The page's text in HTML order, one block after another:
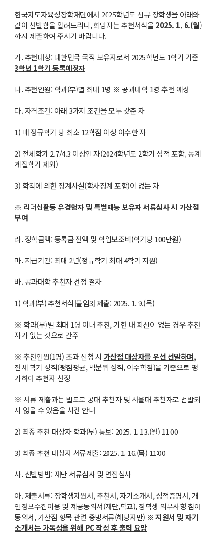
한국지도자육성장학재단에서 2025학년도 신규 장학생을 아래와
같이 선발함을 알려드리니, 희망자는 추천서식을 2025. 1. 6.(월)
까지 제출하여 주시기 바랍니다.
가. 추천대상: 대한민국 국적 보유자로서 2025학년도 1학기 기준
3학년 1학기 등록예정자
나. 추천인원: 학과(부)별 최대 1명 ※ 공과대학 1명 추천 예정
다. 자격조건: 아래 3가지 조건을 모두 갖춘 자
1) 매 정규학기 당 최소 12학점 이상 이수한 자
2) 전체학기 2.7/4.3 이상인 자(2024학년도 2학기 성적 포함, 동계
계절학기 제외)
3) 학칙에 의한 징계사실(학사징계 포함)이 없는 자
※ 리더십활동 유경험자 및 특별재능 보유자 서류심사 시 가산점
부여
라. 장학금액: 등록금 전액 및 학업보조비(학기당 100만원)
마. 지급기간: 최대 2년(정규학기 최대 4학기 지원)
바. 공과대학 추천자 선정 절차
1) 학과(부) 추천서식[붙임3] 제출: 2025. 1. 9.(목)
※ 학과(부)별 최대 1명 이내 추천, 기한 내 회신이 없는 경우 추천
자가 없는 것으로 간주
※ 추천인원(1명) 초과 신청 시 가산점 대상자를 우선 선발하며,
전체 학기 성적(평점평균, 백분위 성적, 이수학점)을 기준으로 평
가하여 추천자 선정
※ 서류 제출과는 별도로 공대 추천자 및 서울대 추천자로 선발되
지 않을 수 있음을 사전 안내
2) 최종 추천 대상자 학과(부) 통보: 2025. 1. 13.(월) 11:00
3) 최종 추천 대상자 서류제출: 2025. 1. 16.(목) 11:00
사. 선발방법: 재단 서류심사 및 면접심사
아. 제출서류: 장학생지원서, 추천서, 자기소개서, 성적증명서, 개
인정보수집이용 및 제공동의서(재단,학교), 장학생 의무사항 참여
동의서, 가산점 항목 관련 증빙서류(해당자만) ※ 지원서 및 자기
소개서는 가독성을 위해 PC작성 후 출력 요망